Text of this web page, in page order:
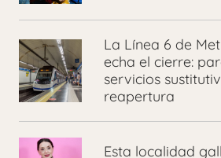
La Línea 6 de
echa el cierre:
servicios
reapertura
Esta localidad